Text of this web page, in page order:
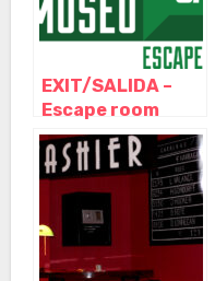
EXIT/SALIDA –
Escape room
Madrid –
Atrapado en el
Museo, Madrid –
Madrid